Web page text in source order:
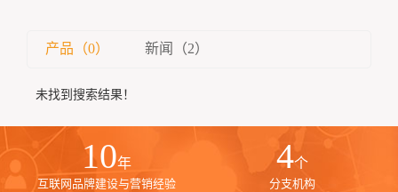
产品（0） 新闻（2）
未找到搜索结果！
10年
互联网品牌建设与营销经验
4个
分支机构